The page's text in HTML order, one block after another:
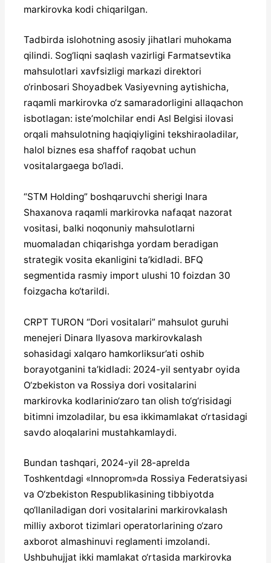
markirovka kodi chiqarilgan.
Tadbirda islohotning asosiy jihatlari muhokama
qilindi. Sog‘liqni saqlash vazirligi Farmatsevtika
mahsulotlari xavfsizligi markazi direktori
o‘rinbosari Shoyadbek Vasiyevning aytishicha,
raqamli markirovka o‘z samaradorligini allaqachon
isbotlagan: iste’molchilar endi Asl Belgisi ilovasi
orqali mahsulotning haqiqiyligini tekshiraoladilar,
halol biznes esa shaffof raqobat uchun
vositalargaega bo‘ladi.
“STM Holding” boshqaruvchi sherigi Inara
Shaxanova raqamli markirovka nafaqat nazorat
vositasi, balki noqonuniy mahsulotlarni
muomaladan chiqarishga yordam beradigan
strategik vosita ekanligini ta’kidladi. BFQ
segmentida rasmiy import ulushi 10 foizdan 30
foizgacha ko‘tarildi.
CRPT TURON “Dori vositalari” mahsulot guruhi
menejeri Dinara Ilyasova markirovkalash
sohasidagi xalqaro hamkorliksur’ati oshib
borayotganini ta’kidladi: 2024-yil sentyabr oyida
O‘zbekiston va Rossiya dori vositalarini
markirovka kodlarinio‘zaro tan olish to‘g‘risidagi
bitimni imzoladilar, bu esa ikkimamlakat o‘rtasidagi
savdo aloqalarini mustahkamlaydi.
Bundan tashqari, 2024-yil 28-aprelda
Toshkentdagi «Innoprom»da Rossiya Federatsiyasi
va O‘zbekiston Respublikasining tibbiyotda
qo‘llaniladigan dori vositalarini markirovkalash
milliy axborot tizimlari operatorlarining o‘zaro
axborot almashinuvi reglamenti imzolandi.
Ushbuhujjat ikki mamlakat o‘rtasida markirovka